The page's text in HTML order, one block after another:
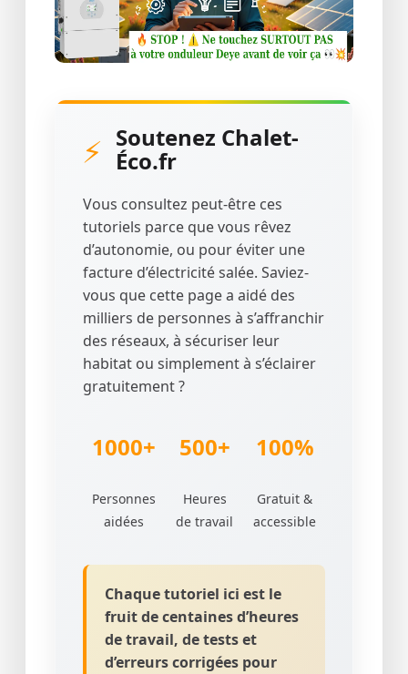
⚡ Soutenez Chalet-
Éco.fr
Vous consultez peut-être ces
tutoriels parce que vous rêvez
d’autonomie, ou pour éviter une
facture d’électricité salée. Saviez-
vous que cette page a aidé des
milliers de personnes à s’affranchir
des réseaux, à sécuriser leur
habitat ou simplement à s’éclairer
gratuitement ?
1000+
Personnes
aidées
500+
Heures
de travail
100%
Gratuit &
accessible
Chaque tutoriel ici est le
fruit de centaines d’heures
de travail, de tests et
d’erreurs corrigées pour